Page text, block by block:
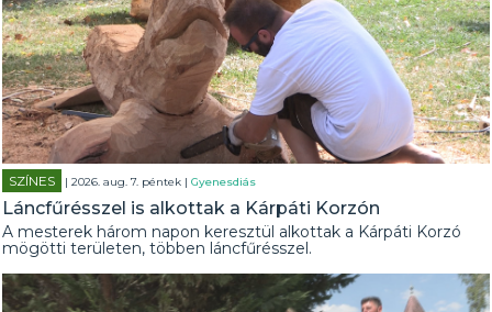
SZÍNES | 2026. aug. 7. péntek |Gyenesdiás
Láncfűrésszel is alkottak a Kárpáti Korzón
A mesterek három napon keresztül alkottak a Kárpáti Korzó
mögötti területen, többen láncfűrésszel.